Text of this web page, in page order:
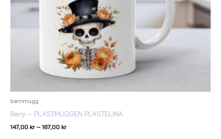
barnmugg
Benji – PLASTMUGGEN PLASTELINA
147,00 kr – 167,00 kr